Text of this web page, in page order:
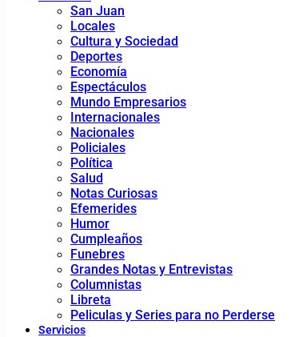
San Juan
Locales
Cultura y Sociedad
Deportes
Economía
Espectáculos
Mundo Empresarios
Internacionales
Nacionales
Policiales
Política
Salud
Notas Curiosas
Efemerides
Humor
Cumpleaños
Funebres
Grandes Notas y Entrevistas
Columnistas
Libreta
Peliculas y Series para no Perderse
Servicios